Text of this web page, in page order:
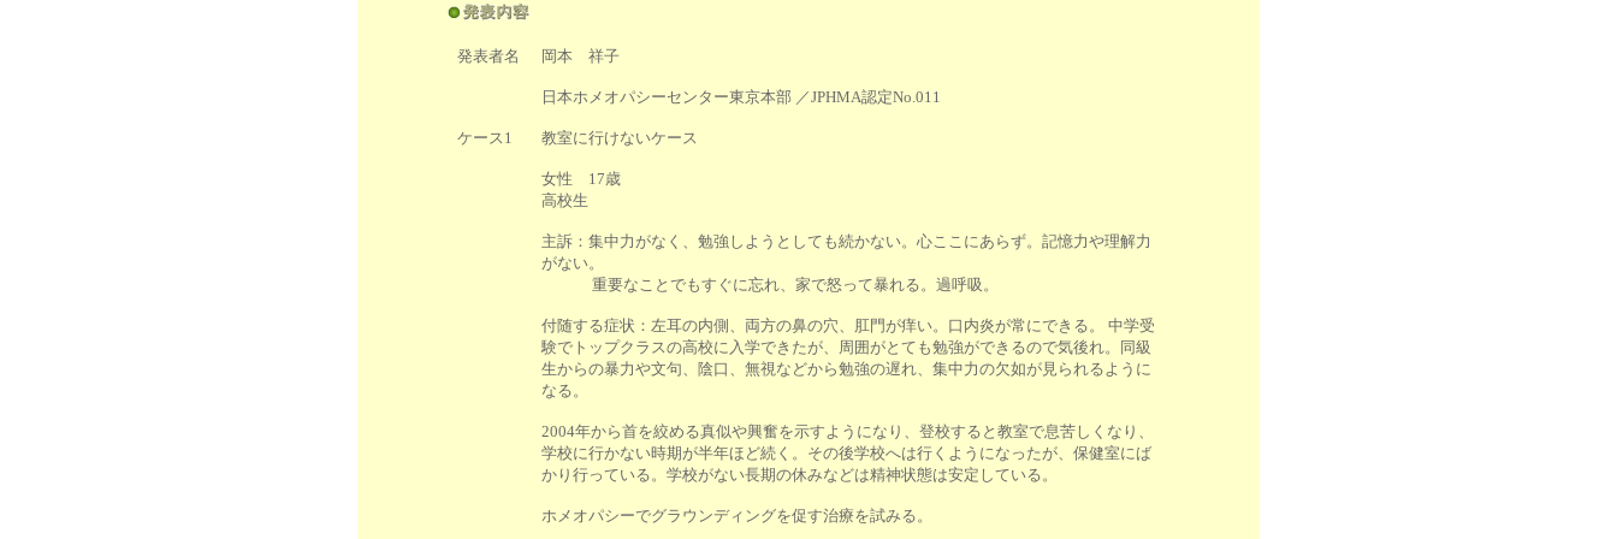
発表者名 岡本 祥子
日本ホメオパシーセンター東京本部 ／JPHMA認定No.011
ケース1 教室に行けないケース
女性 17歳
高校生
主訴：集中力がなく、勉強しようとしても続かない。心ここにあらず。記憶力や理解力
がない。
重要なことでもすぐに忘れ、家で怒って暴れる。過呼吸。
付随する症状：左耳の内側、両方の鼻の穴、肛門が痒い。口内炎が常にできる。 中学受
験でトップクラスの高校に入学できたが、周囲がとても勉強ができるので気後れ。同級
生からの暴力や文句、陰口、無視などから勉強の遅れ、集中力の欠如が見られるように
なる。
2004年から首を絞める真似や興奮を示すようになり、登校すると教室で息苦しくなり、
学校に行かない時期が半年ほど続く。その後学校へは行くようになったが、保健室にば
かり行っている。学校がない長期の休みなどは精神状態は安定している。
ホメオパシーでグラウンディングを促す治療を試みる。